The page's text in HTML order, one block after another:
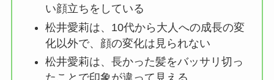
い顔立ちをしている
松井愛莉は、10代から大人への成長の変
化以外で、顔の変化は見られない
松井愛莉は、長かった髪をバッサリ切っ